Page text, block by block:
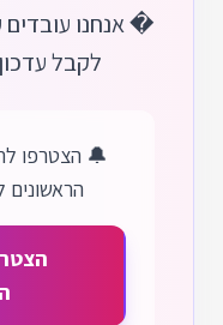
� אנחנו עובדים
לקבל
🔔 הצטרפו